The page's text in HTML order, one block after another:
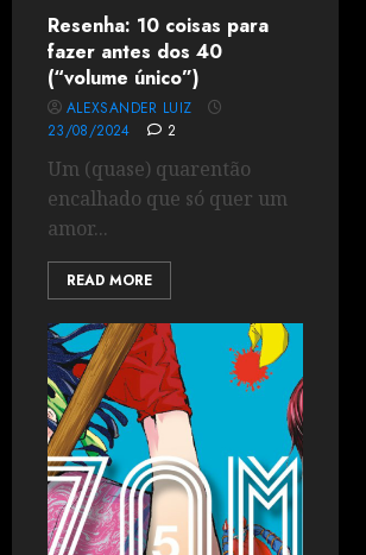
Resenha: 10 coisas para
fazer antes dos 40
(“volume único”)
ALEXSANDER LUIZ
23/08/2024
2
Um (quase) quarentão
encalhado que só quer um
amor...
READ MORE